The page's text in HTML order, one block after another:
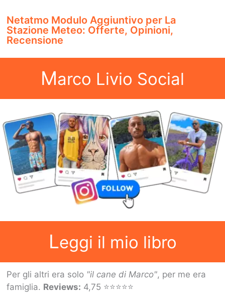
Netatmo Modulo Aggiuntivo per La
Stazione Meteo: Offerte, Opinioni,
Recensione
Marco Livio Social
Leggi il mio libro
Per gli altri era solo "il cane di Marco", per me era
famiglia. Reviews: 4,75 ⭐⭐⭐⭐⭐